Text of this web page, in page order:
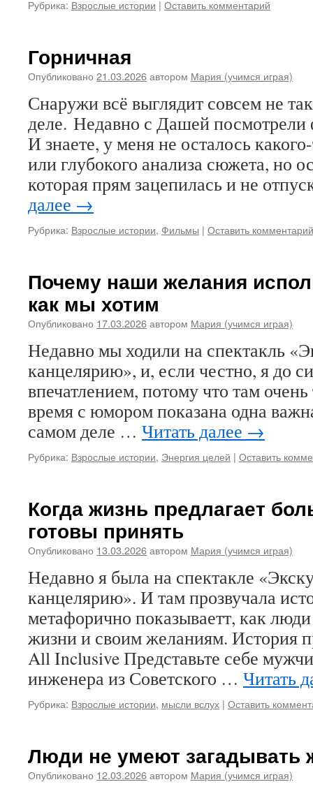
Рубрика: Взрослые истории | Оставить комментарий
Горничная
Опубликовано 21.03.2026автором Мария (учимся играя)
Снаружи всё выглядит совсем не
деле. Недавно с Дашей
И знаете, у меня не осталось
или глубокого анализа сюжета, но
которая прям зацепилась и не
далее →
Рубрика: Взрослые истории, Фильмы | Оставить комментарий
Почему наши желания
как мы хотим
Опубликовано 17.03.2026автором Мария (учимся играя)
Недавно мы ходили на спектакль
канцелярию», и, если честно, я до
впечатлением, потому что там
время с юмором показана одна
самом деле … Читать далее →
Рубрика: Взрослые истории, Энергия целей | Оставить
Когда жизнь предлагает
готовы принять
Опубликовано 13.03.2026автором Мария (учимся играя)
Недавно я была на спектакле
канцелярию». И там прозвучала
метафорично показываетт, как
жизни и своим желаниям. История
All Inclusive Представьте себе
инженера из Советского … Читать
Рубрика: Взрослые истории, мысли вслух | Оставить
Люди не умеют загадывать
Опубликовано 12.03.2026автором Мария (учимся играя)